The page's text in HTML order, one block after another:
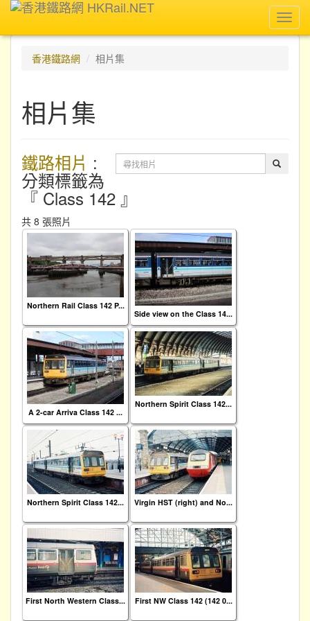
香港鐵路網
相片集
相片集
鐵路相片 :
分類標籤為
『 Class 142 』
共 8 張照片
Northern Rail Class 142 P...
Side view on the Class 14...
A 2-car Arriva Class 142 ...
Northern Spirit Class 142...
Northern Spirit Class 142... Virgin HST (right) and No...
First North Western Class... First NW Class 142 (142 0...